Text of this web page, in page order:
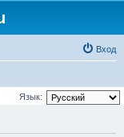
Вход
Язык: